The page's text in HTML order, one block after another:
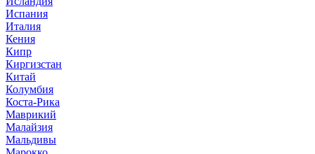
Испания
Италия
Кения
Кипр
Киргизстан
Китай
Колумбия
Коста-Рика
Маврикий
Малайзия
Мальдивы